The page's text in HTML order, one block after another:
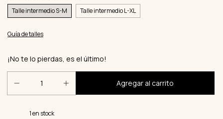
Talle intermedio S-M
Talle intermedio L-XL
Guía de talles
¡No te lo pierdas, es el último!
1en stock